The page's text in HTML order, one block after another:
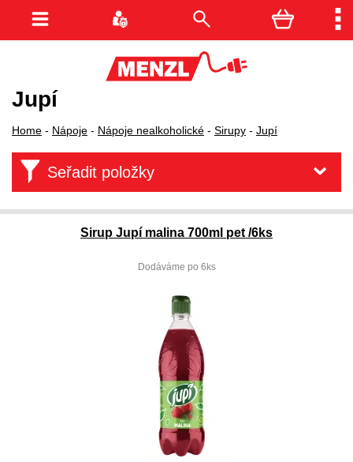
Jupí
Home - Nápoje - Nápoje nealkoholické - Sirupy - Jupí
Seřadit položky
Sirup Jupí malina 700ml pet /6ks
Dodáváme po 6ks